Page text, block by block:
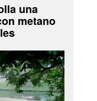
una
metano